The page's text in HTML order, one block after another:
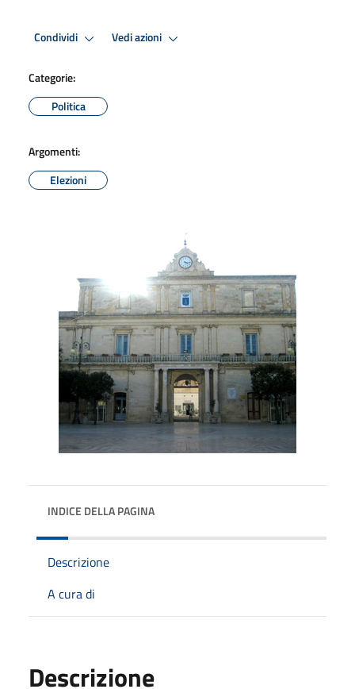
Condividi Vedi azioni
Categorie:
Politica
Argomenti:
Elezioni
INDICE DELLA PAGINA
Descrizione
A cura di
Descrizione